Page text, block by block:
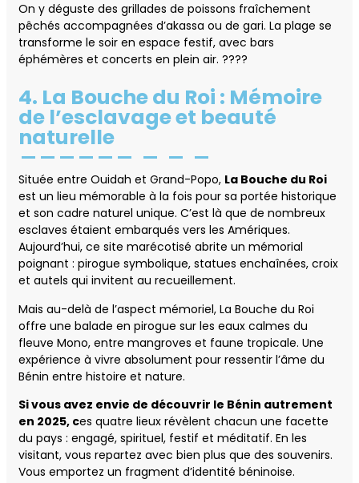
On y déguste des grillades de poissons fraîchement
pêchés accompagnées d’akassa ou de gari. La plage se
transforme le soir en espace festif, avec bars
éphémères et concerts en plein air. ????️
4. La Bouche du Roi : Mémoire
de l’esclavage et beauté
naturelle
Située entre Ouidah et Grand-Popo, La Bouche du Roi
est un lieu mémorable à la fois pour sa portée historique
et son cadre naturel unique. C’est là que de nombreux
esclaves étaient embarqués vers les Amériques.
Aujourd’hui, ce site marécotisé abrite un mémorial
poignant : pirogue symbolique, statues enchaînées, croix
et autels qui invitent au recueillement.
Mais au-delà de l’aspect mémoriel, La Bouche du Roi
offre une balade en pirogue sur les eaux calmes du
fleuve Mono, entre mangroves et faune tropicale. Une
expérience à vivre absolument pour ressentir l’âme du
Bénin entre histoire et nature.
Si vous avez envie de découvrir le Bénin autrement
en 2025, ces quatre lieux révèlent chacun une facette
du pays : engagé, spirituel, festif et méditatif. En les
visitant, vous repartez avec bien plus que des souvenirs.
Vous emportez un fragment d’identité béninoise.